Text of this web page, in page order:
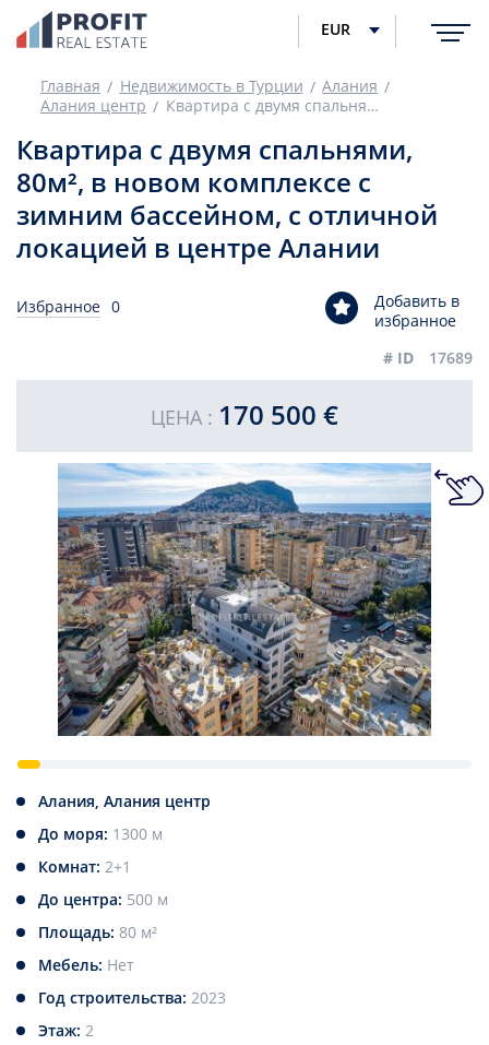
EUR
Главная Недвижимость в Турции
Алания
Алания центр
Квартира с двумя спальнями, 80м², в новом комплексе с зимним бассейном, с отличной локацией в центре Алании
Квартира с двумя спальнями,
80м², в новом комплексе с
зимним бассейном, с отличной
локацией в центре Алании
Избранное 0
Добавить в
избранное
# ID
17689
ЦЕНА : 170 500 €
Алания, Алания центр
До моря: 1300 м
Комнат: 2+1
До центра: 500 м
Площадь: 80 м²
Мебель: Нет
Год строительства: 2023
Этаж: 2